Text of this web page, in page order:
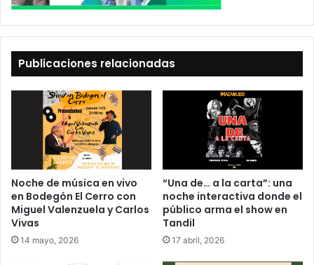
Publicaciones relacionadas
Noche de música en vivo
en Bodegón El Cerro con
Miguel Valenzuela y Carlos
Vivas
14 mayo, 2026
“Una de… a la carta”: una
noche interactiva donde el
público arma el show en
Tandil
17 abril, 2026